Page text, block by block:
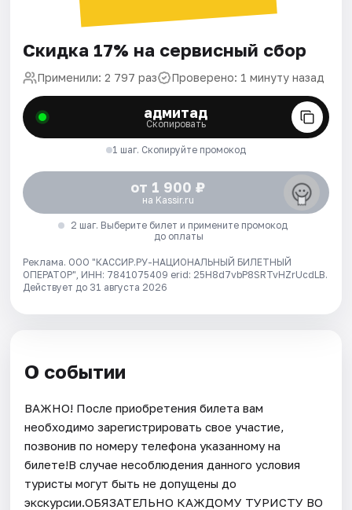
Скидка 17% на сервисный сбор
Применили: 2 797 раз Проверено: 1 минуту назад
адмитад
Скопировать
1 шаг. Скопируйте промокод
от 1 900 ₽
на Kassir.ru
2 шаг. Выберите билет и примените промокод
до оплаты
Реклама. ООО "КАССИР.РУ-НАЦИОНАЛЬНЫЙ БИЛЕТНЫЙ
ОПЕРАТОР", ИНН: 7841075409 erid: 25H8d7vbP8SRTvHZrUcdLB.
Действует до 31 августа 2026
О событии
ВАЖНО! После приобретения билета вам
необходимо зарегистрировать свое участие,
позвонив по номеру телефона указанному на
билете!В случае несоблюдения данного условия
туристы могут быть не допущены до
экскурсии.ОБЯЗАТЕЛЬНО КАЖДОМУ ТУРИСТУ ВО